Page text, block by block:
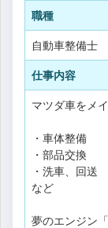
職種
自動車整備士
仕事内容
マツダ車をメ
・車体整備
・部品交換
・洗車、回送
など
夢のエンジン